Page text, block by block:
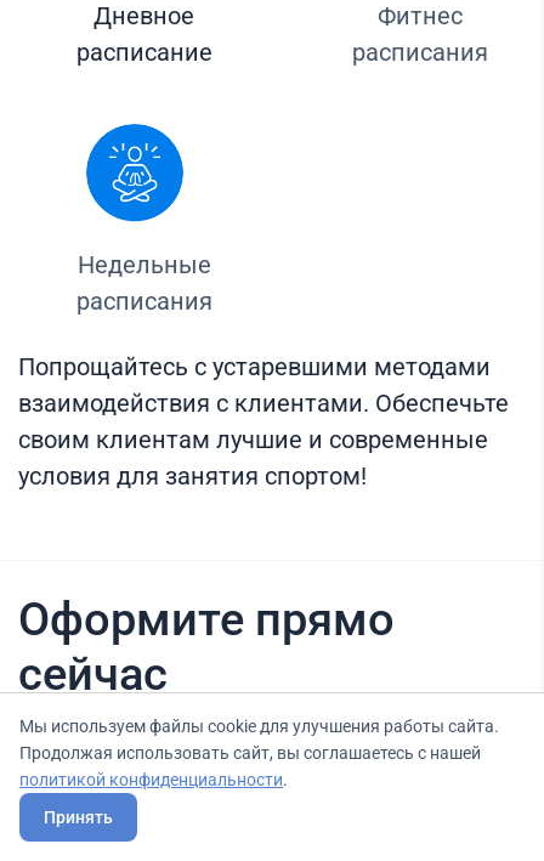
Дневное
расписание
Фитнес
расписания
Недельные
расписания
Попрощайтесь с устаревшими методами
взаимодействия с клиентами. Обеспечьте
своим клиентам лучшие и современные
условия для занятия спортом!
Оформите прямо
сейчас
Нашли вариант выгоднее? Сообщите нам
об этом, и мы подберем для Вас выгодные
Мы используем файлы cookie для улучшения работы сайта.
Продолжая использовать сайт, вы соглашаетесь с нашей
политикой конфиденциальности.
Принять